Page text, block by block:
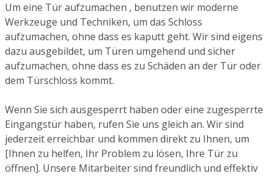
Um eine Tür aufzumachen , benutzen wir moderne
Werkzeuge und Techniken, um das Schloss
aufzumachen, ohne dass es kaputt geht. Wir sind eigens
dazu ausgebildet, um Türen umgehend und sicher
aufzumachen, ohne dass es zu Schäden an der Tür oder
dem Türschloss kommt.
Wenn Sie sich ausgesperrt haben oder eine zugesperrte
Eingangstür haben, rufen Sie uns gleich an. Wir sind
jederzeit erreichbar und kommen direkt zu Ihnen, um
[Ihnen zu helfen, Ihr Problem zu lösen, Ihre Tür zu
öffnen]. Unsere Mitarbeiter sind freundlich und effektiv